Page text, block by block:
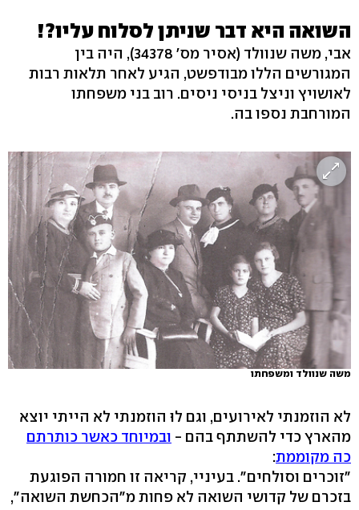
השואה היא דבר שניתן לסלוח עליו?!
אבי, משה שנוולד (אסיר מס' 34378), היה בין
המגורשים הללו מבודפשט, הגיע לאחר תלאות רבות
לאושויץ וניצל בניסי ניסים. רוב בני משפחתו
המורחבת נספו בה.
משה שנוולד ומשפחתו
לא הוזמנתי לאירועים, וגם לוּ הוזמנתי לא הייתי יוצא
מהארץ כדי להשתתף בהם - ובמיוחד כאשר כותרתם
כה מקוממת:
"זוכרים וסולחים". בעיניי, קריאה זו חמורה הפוגעת
בזכרם של קדושי השואה לא פחות מ"הכחשת השואה",